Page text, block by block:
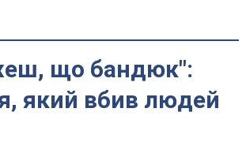
що бандюк":
який вбив людей